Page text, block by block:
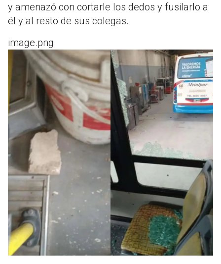
y amenazó con cortarle los dedos y fusilarlo a
él y al resto de sus colegas.
image.png